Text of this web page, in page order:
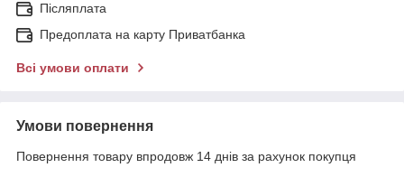
Післяплата
Предоплата на карту Приватбанка
Всі умови оплати
Умови повернення
Повернення товару впродовж 14 днів за рахунок покупця